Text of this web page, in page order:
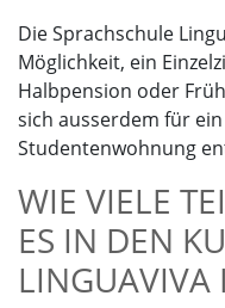
Die Sprachschule
Möglichkeit, ein
Halbpension oder
sich ausserdem für
Studentenwohnung
WIE VIELE
ES IN DEN
LINGUAVIVA